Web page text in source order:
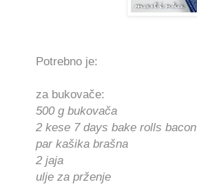
Potrebno je:
za bukovače:
500 g bukovača
2 kese 7 days bake rolls bacon
par kašika brašna
2 jaja
ulje za prženje